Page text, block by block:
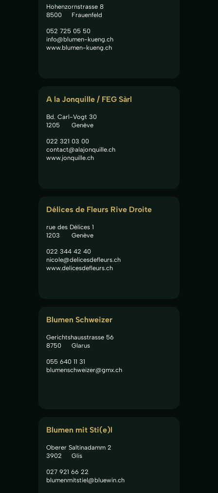
Hohenzornstrasse 8
8500
Frauenfeld
052 725 05 50
info@blumen-kueng.ch
www.blumen-kueng.ch
A la Jonquille / FEG Sàrl
Bd. Carl-Vogt 30
1205
Genève
022 321 03 00
contact@alajonquille.ch
www.jonquille.ch
Délices de Fleurs Rive Droite
rue des Délices 1
1203
Genève
022 344 42 40
nicole@delicesdefleurs.ch
www.delicesdefleurs.ch
Blumen Schweizer
Gerichtshausstrasse 56
8750
Glarus
055 640 11 31
blumenschweizer@gmx.ch
Blumen mit Sti(e)l
Oberer Saltinadamm 2
3902
Glis
027 921 66 22
blumenmitstiel@bluewin.ch